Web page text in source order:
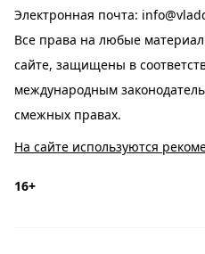
Электронная почта:
Все права на любые
сайте, защищены в
международным
смежных правах.
На сайте используются
16+